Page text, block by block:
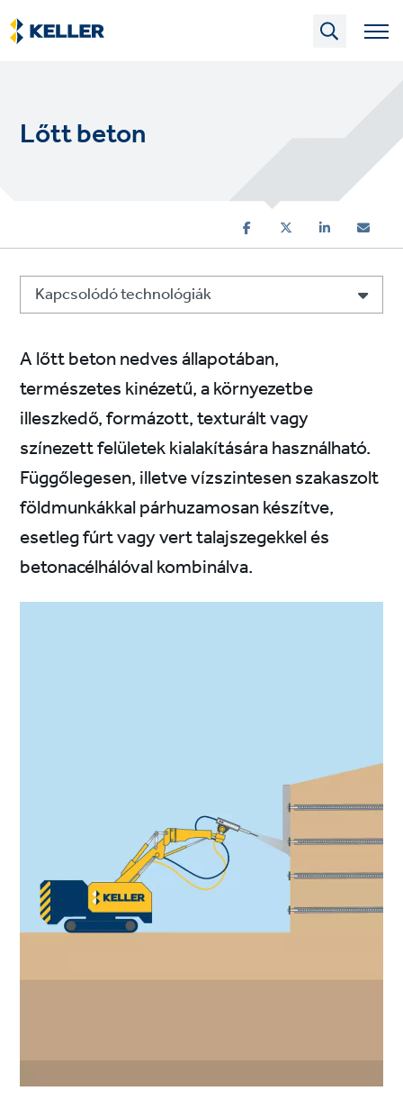
Skip
to
main
Lőtt beton
Kapcsolódó technológiák
A lőtt beton nedves állapotában,
természetes kinézetű, a környezetbe
illeszkedő, formázott, texturált vagy
színezett felületek kialakítására használható.
Függőlegesen, illetve vízszintesen szakaszolt
földmunkákkal párhuzamosan készítve,
esetleg fúrt vagy vert talajszegekkel és
betonacélhálóval kombinálva.